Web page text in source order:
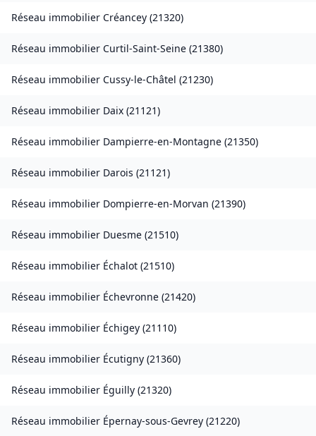
Réseau immobilier Créancey (21320)
Réseau immobilier Curtil-Saint-Seine (21380)
Réseau immobilier Cussy-le-Châtel (21230)
Réseau immobilier Daix (21121)
Réseau immobilier Dampierre-en-Montagne (21350)
Réseau immobilier Darois (21121)
Réseau immobilier Dompierre-en-Morvan (21390)
Réseau immobilier Duesme (21510)
Réseau immobilier Échalot (21510)
Réseau immobilier Échevronne (21420)
Réseau immobilier Échigey (21110)
Réseau immobilier Écutigny (21360)
Réseau immobilier Éguilly (21320)
Réseau immobilier Épernay-sous-Gevrey (21220)